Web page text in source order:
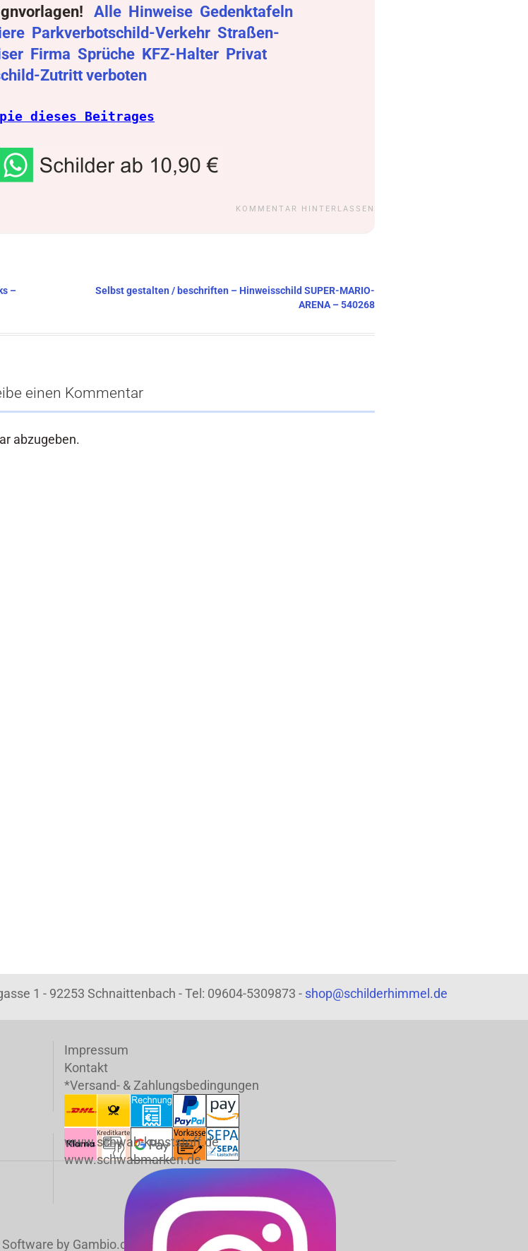
Alle Hinweise Gedenktafeln
Parkverbotschild-Verkehr Straßen-
Firma Sprüche KFZ-Halter Privat
Zutritt verboten
dieses Beitrages
KOMMENTAR HINTERLASSEN
–
Selbst gestalten / beschriften – Hinweisschild SUPER-MARIO-
ARENA – 540268
einen Kommentar
abzugeben.
1 - 92253 Schnaittenbach - Tel: 09604-5309873 - shop@schilderhimmel.de
Impressum
Kontakt
*Versand- & Zahlungsbedingungen
www.schwab-kunststoff.de
www.schwabmarken.de
by Gambio.com © 2023